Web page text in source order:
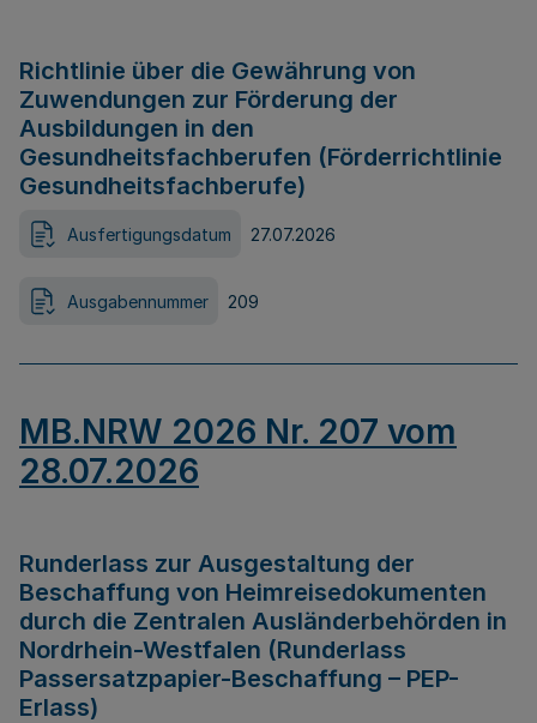
Richtlinie über die Gewährung von
Zuwendungen zur Förderung der
Ausbildungen in den
Gesundheitsfachberufen (Förderrichtlinie
Gesundheitsfachberufe)
Ausfertigungsdatum 27.07.2026
Ausgabennummer 209
MB.NRW 2026 Nr. 207 vom
28.07.2026
Runderlass zur Ausgestaltung der
Beschaffung von Heimreisedokumenten
durch die Zentralen Ausländerbehörden in
Nordrhein-Westfalen (Runderlass
Passersatzpapier-Beschaffung – PEP-
Erlass)